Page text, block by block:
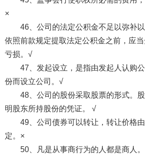
×
46、公司的法定公积金不足以弥补
依照前款规定提取法定公积金之前，应
亏损。√
47、发起设立，是指由发起人认购
份而设立公司。√
48、公司的股份采取股票的形式。
明股东所持股份的凭证。 √
49、公司债券可以转让，转让价格
定。×
50、凡是从事商行为的人都是商人